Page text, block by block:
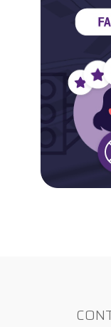
Conheça o Labi